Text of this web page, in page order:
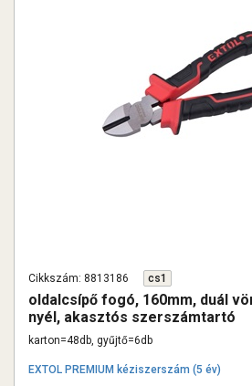
Cikkszám: 8813186 cs1
oldalcsípő fogó, 160mm, duál
nyél, akasztós szerszámtartó
karton=48db, gyűjtő=6db
EXTOL PREMIUM kéziszerszám (5 év)